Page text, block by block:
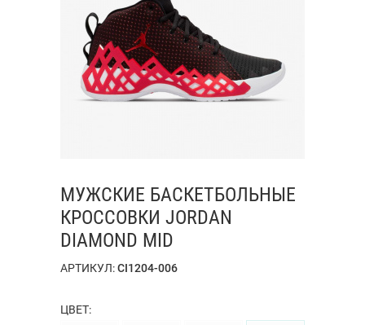
МУЖСКИЕ БАСКЕТБОЛЬНЫЕ
КРОССОВКИ JORDAN
DIAMOND MID
АРТИКУЛ:CI1204-006
ЦВЕТ: